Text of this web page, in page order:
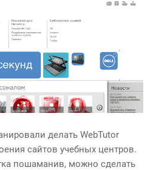
делать WebTutor
сайтов учебных центров.
пошаманив, можно сделать